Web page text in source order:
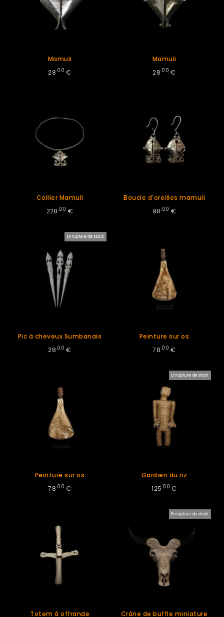
Mamuli
28.00 €
Mamuli
28.00 €
Collier Mamuli
228.00 €
Boucle d'oreilles mamuli
98.00 €
En rupture de stock
Pic à cheveux Sumbanais
28.00 €
Peinture sur os
78.00 €
Peinture sur os
78.00 €
En rupture de stock
Gardien du riz
125.00 €
Totem à offrande
En rupture de stock
Crâne de buffle miniature